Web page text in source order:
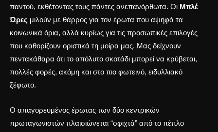
παντού, εκθέτοντας τους πάντες ανεπανόρθωτα. Οι Μπλέ
Ώρες μιλούν με θάρρος για τον έρωτα που αψηφά τα
κοινωνικά όρια, αλλά κυρίως για τις προσωπικές επιλογές
που καθορίζουν οριστικά τη μοίρα μας. Μας δείχνουν
πεντακάθαρα ότι το απόλυτο σκοτάδι μπορεί να κρύβεται,
πολλές φορές, ακόμη και στο πιο φωτεινό, ειδυλλιακό
ξέφωτο.
Ο απαγορευμένος έρωτας των δύο κεντρικών
πρωταγωνιστών πλαισιώνεται “σφιχτά” από το πέπλο